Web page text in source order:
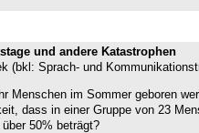
und andere Katastrophen
(bkl: Sprach- und
Menschen im Sommer geboren
dass in einer Gruppe von 23
50% beträgt?